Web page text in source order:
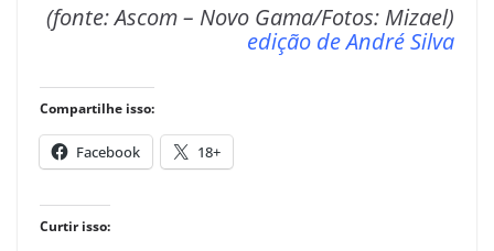
(fonte: Ascom – Novo Gama/Fotos: Mizael)
edição de André Silva
Compartilhe isso:
Facebook 18+
Curtir isso: